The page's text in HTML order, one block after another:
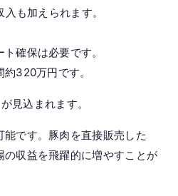
も加えられます。
確保は必要です。
320万円です。
見込まれます。
です。豚肉を直接販売した
収益を飛躍的に増やすことが